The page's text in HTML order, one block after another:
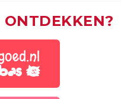
ONTDEKKEN?